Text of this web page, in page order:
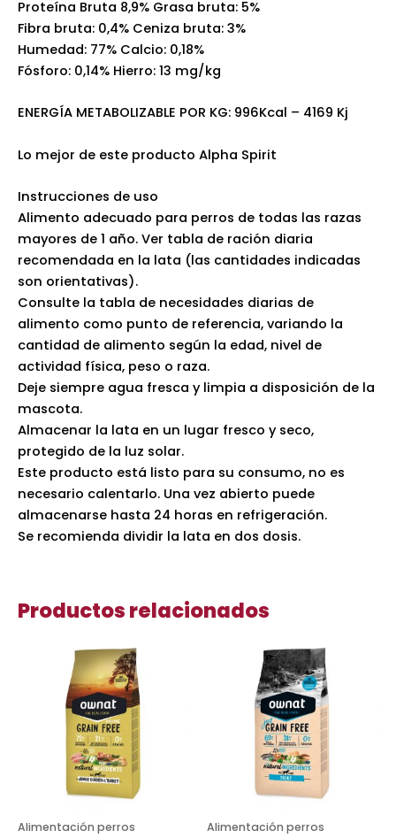
Proteína Bruta 8,9% Grasa bruta: 5%
Fibra bruta: 0,4% Ceniza bruta: 3%
Humedad: 77% Calcio: 0,18%
Fósforo: 0,14% Hierro: 13 mg/kg
ENERGÍA METABOLIZABLE POR KG: 996Kcal – 4169 Kj
Lo mejor de este producto Alpha Spirit
Instrucciones de uso
Alimento adecuado para perros de todas las razas
mayores de 1 año. Ver tabla de ración diaria
recomendada en la lata (las cantidades indicadas
son orientativas).
Consulte la tabla de necesidades diarias de
alimento como punto de referencia, variando la
cantidad de alimento según la edad, nivel de
actividad física, peso o raza.
Deje siempre agua fresca y limpia a disposición de la
mascota.
Almacenar la lata en un lugar fresco y seco,
protegido de la luz solar.
Este producto está listo para su consumo, no es
necesario calentarlo. Una vez abierto puede
almacenarse hasta 24 horas en refrigeración.
Se recomienda dividir la lata en dos dosis.
Productos relacionados
Alimentación perros Alimentación perros
Rango
de
precios:
desde
15,80 €
hasta
59,05 €